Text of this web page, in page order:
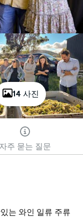
14 사진
자주 묻는 질문
는 와인 일류 주류